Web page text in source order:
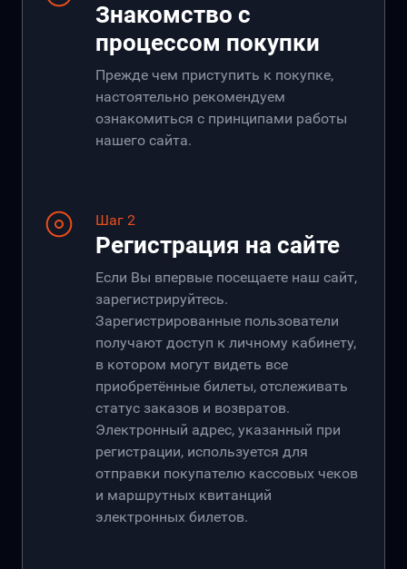
Знакомство с
процессом покупки
Прежде чем приступить к покупке,
настоятельно рекомендуем
ознакомиться с принципами работы
нашего сайта.
Шаг 2
Регистрация на сайте
Если Вы впервые посещаете наш сайт,
зарегистрируйтесь.
Зарегистрированные пользователи
получают доступ к личному кабинету,
в котором могут видеть все
приобретённые билеты, отслеживать
статус заказов и возвратов.
Электронный адрес, указанный при
регистрации, используется для
отправки покупателю кассовых чеков
и маршрутных квитанций
электронных билетов.